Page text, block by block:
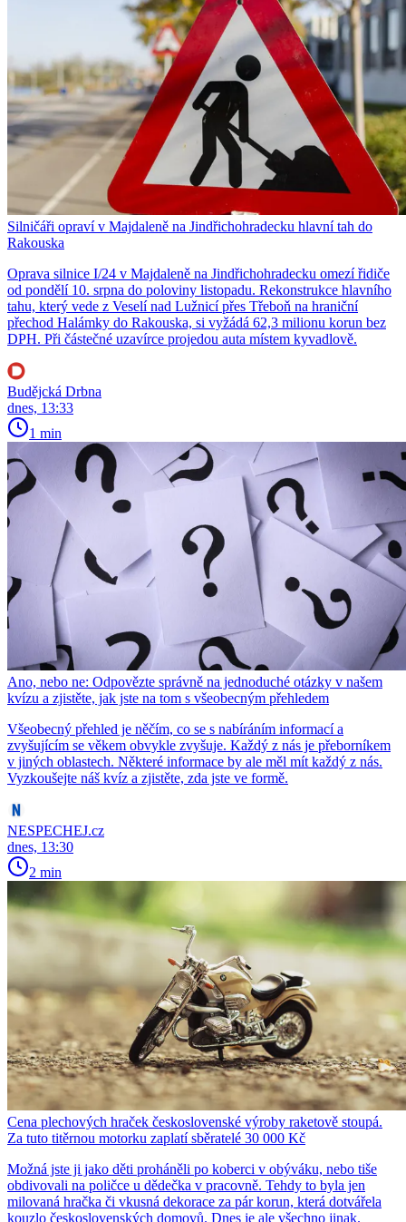
Silničáři opraví v Majdaleně na Jindřichohradecku hlavní tah do
Rakouska
Oprava silnice I/24 v Majdaleně na Jindřichohradecku omezí řidiče
od pondělí 10. srpna do poloviny listopadu. Rekonstrukce hlavního
tahu, který vede z Veselí nad Lužnicí přes Třeboň na hraniční
přechod Halámky do Rakouska, si vyžádá 62,3 milionu korun bez
DPH. Při částečné uzavírce projedou auta místem kyvadlově.
Budějcká Drbna
dnes, 13:33
1 min
Ano, nebo ne: Odpovězte správně na jednoduché otázky v našem
kvízu a zjistěte, jak jste na tom s všeobecným přehledem
Všeobecný přehled je něčím, co se s nabíráním informací a
zvyšujícím se věkem obvykle zvyšuje. Každý z nás je přeborníkem
v jiných oblastech. Některé informace by ale měl mít každý z nás.
Vyzkoušejte náš kvíz a zjistěte, zda jste ve formě.
NESPECHEJ.cz
dnes, 13:30
2 min
Cena plechových hraček československé výroby raketově stoupá.
Za tuto titěrnou motorku zaplatí sběratelé 30 000 Kč
Možná jste ji jako děti proháněli po koberci v obýváku, nebo tiše
obdivovali na poličce u dědečka v pracovně. Tehdy to byla jen
milovaná hračka či vkusná dekorace za pár korun, která dotvářela
kouzlo československých domovů. Dnes je ale všechno jinak.